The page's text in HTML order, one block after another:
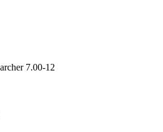
7.00-12